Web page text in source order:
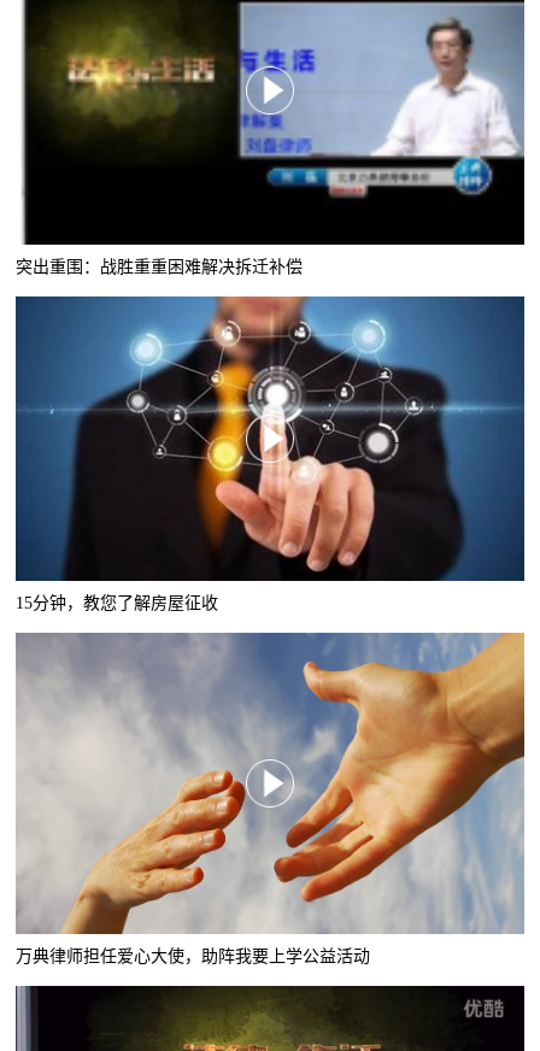
突出重围：战胜重重困难解决拆迁补偿
15分钟，教您了解房屋征收
万典律师担任爱心大使，助阵我要上学公益活动